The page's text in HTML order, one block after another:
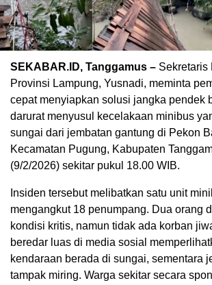
SEKABAR.ID, Tanggamus – Sekretaris
Provinsi Lampung, Yusnadi, meminta
cepat menyiapkan solusi jangka pendek
darurat menyusul kecelakaan minibus
sungai dari jembatan gantung di Pekon
Kecamatan Pugung, Kabupaten
(9/2/2026) sekitar pukul 18.00 WIB.
Insiden tersebut melibatkan satu unit
mengangkut 18 penumpang. Dua orang
kondisi kritis, namun tidak ada korban
beredar luas di media sosial
kendaraan berada di sungai, sementara
tampak miring. Warga sekitar secara